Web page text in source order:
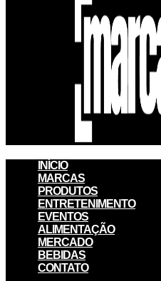
INÍCIO
MARCAS
PRODUTOS
ENTRETENIMENTO
EVENTOS
ALIMENTAÇÃO
MERCADO
BEBIDAS
CONTATO